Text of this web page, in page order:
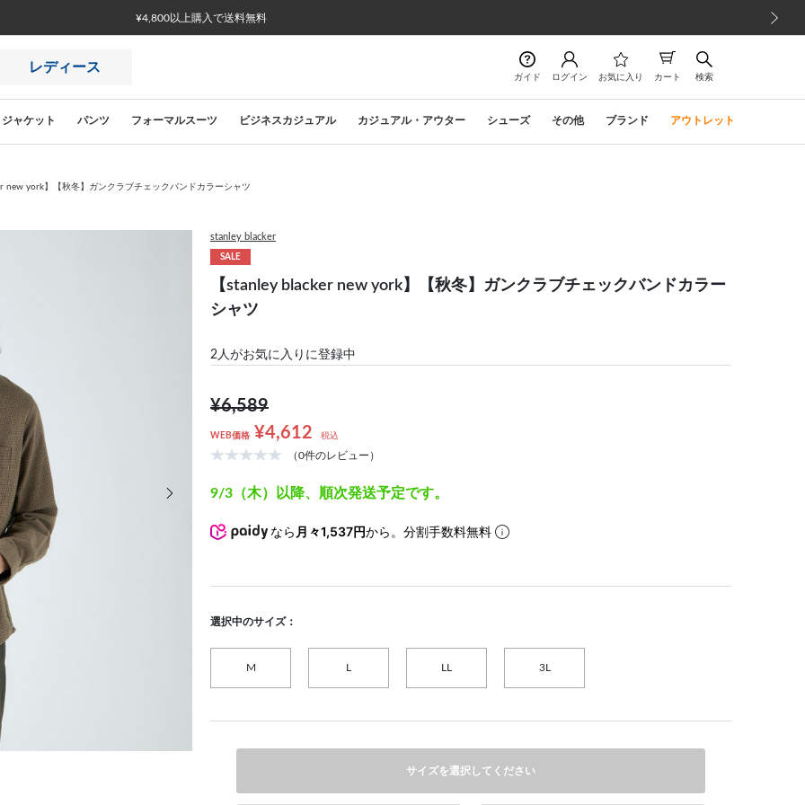
¥4,800以上購入で送料無料
レディース
ガイド ログイン お気に入り カート 検索
ジャケット パンツ フォーマルスーツ ビジネスカジュアル カジュアル・アウター シューズ その他 ブランド アウトレット
new york】【秋冬】ガンクラブチェックバンドカラーシャツ
stanley blacker
SALE
【stanley blacker new york】【秋冬】ガンクラブチェックバンドカラー
シャツ
2人がお気に入りに登録中
¥6,589
WEB価格 ¥4,612 税込
（0件のレビュー）
9/3（木）以降、順次発送予定です。
なら 月々1,537円から。分割手数料無料
選択中のサイズ：
M 3L
サイズを選択してください